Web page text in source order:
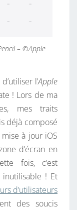
– ©Apple
l’Apple
! Lors de ma
mes traits
déjà composé
à jour iOS
d’écran en
fois, c’est
inutilisable ! Et
d’utilisateurs
des soucis